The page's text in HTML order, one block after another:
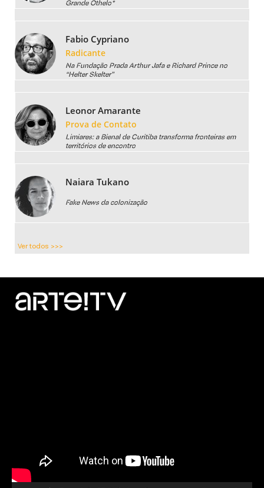
Grande Othelo*
Fabio Cypriano
Radicante
Na Fundação Prada Arthur Jafa e Richard Prince no
“Helter Skelter”
Leonor Amarante
Prova de Contato
Limiares: a Bienal de Curitiba transforma fronteiras em
territórios de encontro
Naiara Tukano
Fake News da colonização
Ver todos >>>